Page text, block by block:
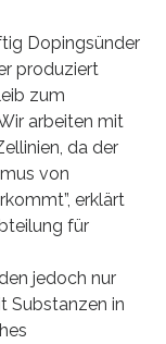
Dopingsünder
produziert
zum
arbeiten mit
da der
von
erklärt
für
jedoch nur
Substanzen in